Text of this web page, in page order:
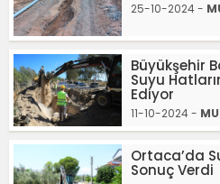
25-10-2024 -
Büyükşehir
Suyu
Ediyor
11-10-2024 -
Ortaca’da
Sonuç Verdi